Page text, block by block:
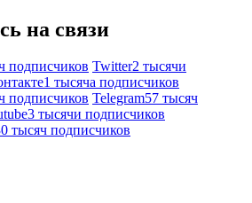
на связи
подписчиков Twitter2 тысячи
1 тысяча подписчиков
подписчиков Telegram57 тысяч
3 тысячи подписчиков
тысяч подписчиков